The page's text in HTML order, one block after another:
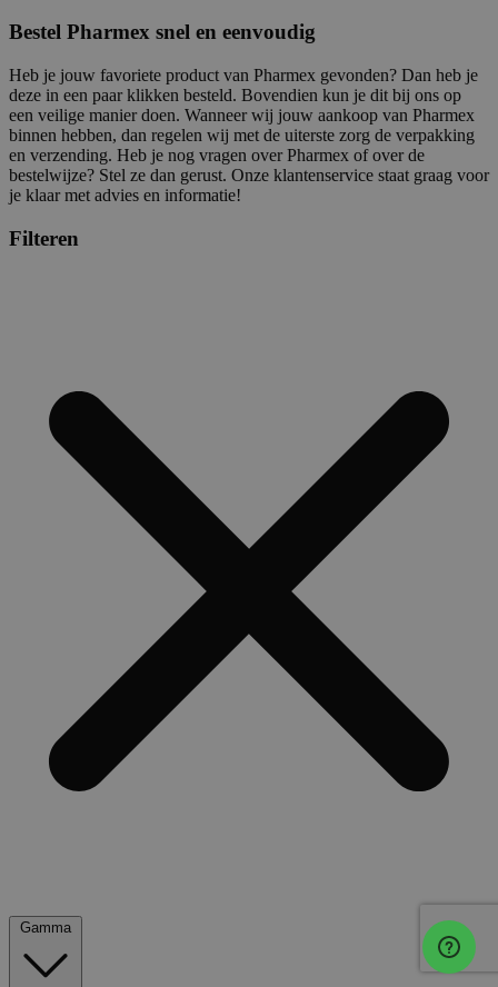
Bestel Pharmex snel en eenvoudig
Heb je jouw favoriete product van Pharmex gevonden? Dan heb je
deze in een paar klikken besteld. Bovendien kun je dit bij ons op
een veilige manier doen. Wanneer wij jouw aankoop van Pharmex
binnen hebben, dan regelen wij met de uiterste zorg de verpakking
en verzending. Heb je nog vragen over Pharmex of over de
bestelwijze? Stel ze dan gerust. Onze klantenservice staat graag voor
je klaar met advies en informatie!
Filteren
Gamma